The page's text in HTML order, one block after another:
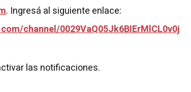
. Ingresá al siguiente enlace:
channel/0029VaQ05Jk6BIErMlCL0v0j
las notificaciones.